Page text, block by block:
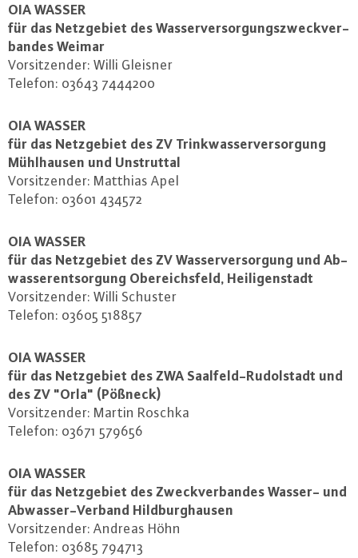
OIA WASSER
für das Netz­ge­biet des Was­ser­ver­sor­gungs­zweck­ver­
ban­des Weimar
Vor­sit­zen­der: Willi Gleisner
Telefon: 03643 7444200
OIA WASSER
für das Netz­ge­biet des ZV Trink­was­ser­ver­sor­gung
Mühl­hau­sen und Un­st­rut­tal
Vor­sit­zen­der: Matthias Apel
Telefon: 03601 434572
OIA WASSER
für das Netz­ge­biet des ZV Was­ser­ver­sor­gung und Ab­
was­ser­ent­sor­gung Obereichs­feld, Hei­li­gen­stadt
Vor­sit­zen­der: Willi Schuster
Telefon: 03605 518857
OIA WASSER
für das Netz­ge­biet des ZWA Saal­feld-Ru­dol­stadt und
des ZV "Orla" (Pößneck)
Vor­sit­zen­der: Martin Roschka
Telefon: 03671 579656
OIA WASSER
für das Netz­ge­biet des Zweck­ver­ban­des Wasser- und
Ab­was­ser-Ver­band Hild­burg­hau­sen
Vor­sit­zen­der: Andreas Höhn
Telefon: 03685 794713